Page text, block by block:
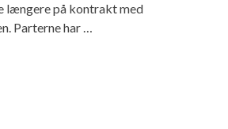
længere på kontrakt med
Parterne har …